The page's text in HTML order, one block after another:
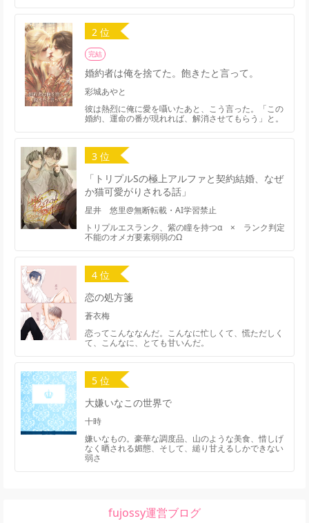
2 位
完結
婚約者は俺を捨てた。飽きたと言って。
彩城あやと
彼は熱烈に俺に愛を囁いたあと、こう言った。「この
婚約、運命の番が現れれば、解消させてもらう」と。
3 位
「トリプルSの極上アルファと契約結婚、なぜ
か猫可愛がりされる話」
星井 悠里@無断転載・AI学習禁止
トリプルエスランク、紫の瞳を持つα × ランク判定
不能のオメガ要素弱弱のΩ
4 位
恋の処方箋
蒼衣梅
恋ってこんななんだ。こんなに忙しくて、慌ただしく
て、こんなに、とても甘いんだ。
5 位
大嫌いなこの世界で
十時
嫌いなもの。豪華な調度品、山のような美食、惜しげ
なく晒される媚態、そして、縋り甘えるしかできない
弱さ
fujossy運営ブログ